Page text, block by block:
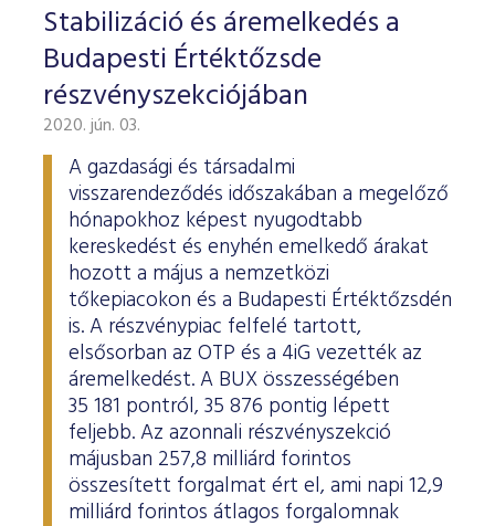
Stabilizáció és áremelkedés a
Budapesti Értéktőzsde
részvényszekciójában
2020. jún. 03.
A gazdasági és társadalmi
visszarendeződés időszakában a megelőző
hónapokhoz képest nyugodtabb
kereskedést és enyhén emelkedő árakat
hozott a május a nemzetközi
tőkepiacokon és a Budapesti Értéktőzsdén
is. A részvénypiac felfelé tartott,
elsősorban az OTP és a 4iG vezették az
áremelkedést. A BUX összességében
35 181 pontról, 35 876 pontig lépett
feljebb. Az azonnali részvényszekció
májusban 257,8 milliárd forintos
összesített forgalmat ért el, ami napi 12,9
milliárd forintos átlagos forgalomnak